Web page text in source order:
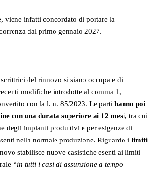
viene infatti concordato di portare la
dal primo gennaio 2027.
del rinnovo si siano occupate di
modifiche introdotte al comma 1,
con la l. n. 85/2023. Le parti hanno poi
con una durata superiore ai 12 mesi, tra cui
degli impianti produttivi e per esigenze di
nella normale produzione. Riguardo i limiti
stabilisce nuove casistiche esenti ai limiti
“in tutti i casi di assunzione a tempo